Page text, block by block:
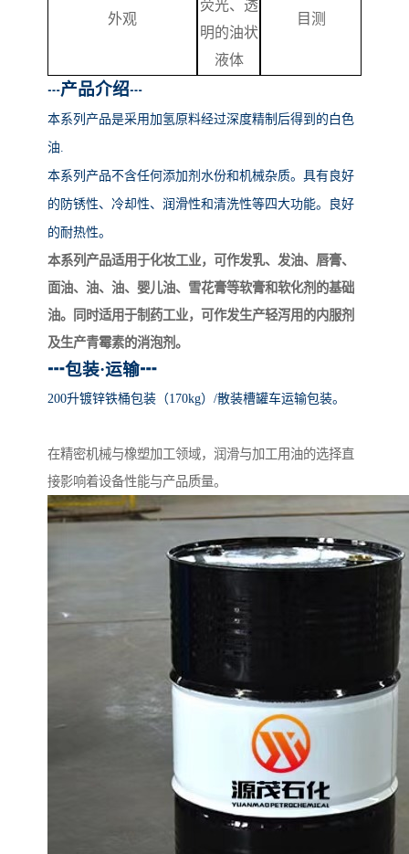
外观
荧光、透
明的油状
液体
目测
┅产品介绍┅
本系列产品是采用加氢原料经过深度精制后得到的白色
油.
本系列产品不含任何添加剂水份和机械杂质。具有良好
的防锈性、冷却性、润滑性和清洗性等四大功能。良好
的耐热性。
本系列产品适用于化妆工业，可作发乳、发油、唇膏、
面油、油、油、婴儿油、雪花膏等软膏和软化剂的基础
油。同时适用于制药工业，可作发生产轻泻用的内服剂
及生产青霉素的消泡剂。
┅包装·运输┅
200升镀锌铁桶包装（170kg）/散装槽罐车运输包装。
在精密机械与橡塑加工领域，润滑与加工用油的选择直
接影响着设备性能与产品质量。